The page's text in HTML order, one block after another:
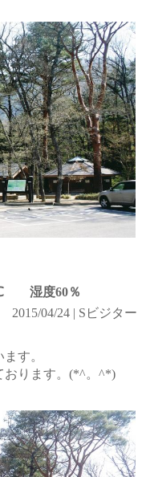
湿度60％
2015/04/24 | Sビジター
す。
おります。(*^。^*)